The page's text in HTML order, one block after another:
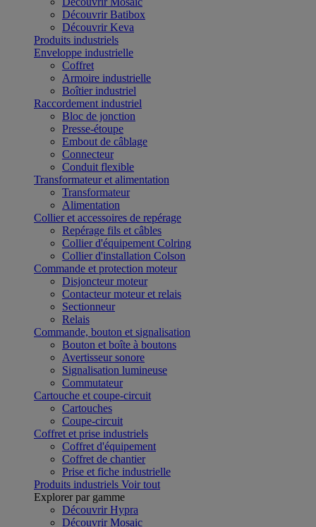
Découvrir Batibox
Découvrir Keva
Produits industriels
Enveloppe industrielle
Coffret
Armoire industrielle
Boîtier industriel
Raccordement industriel
Bloc de jonction
Presse-étoupe
Embout de câblage
Connecteur
Conduit flexible
Transformateur et alimentation
Transformateur
Alimentation
Collier et accessoires de repérage
Repérage fils et câbles
Collier d'équipement Colring
Collier d'installation Colson
Commande et protection moteur
Disjoncteur moteur
Contacteur moteur et relais
Sectionneur
Relais
Commande, bouton et signalisation
Bouton et boîte à boutons
Avertisseur sonore
Signalisation lumineuse
Commutateur
Cartouche et coupe-circuit
Cartouches
Coupe-circuit
Coffret et prise industriels
Coffret d'équipement
Coffret de chantier
Prise et fiche industrielle
Produits industriels Voir tout
Explorer par gamme
Découvrir Hypra
Découvrir Mosaic